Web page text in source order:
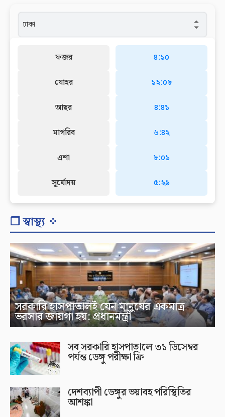
ফজর
যোহর
আছর
মাগরিব
এশা
সূর্যোদয়
৪:১০
১২:০৮
৪:৪১
৬:৪২
৮:০১
৫:২৯
❐ স্বাস্থ্য ⁘
সরকারি হাসপাতালই যেন মানুষের একমাত্র
ভরসার জায়গা হয়: প্রধানমন্ত্রী
সব সরকারি হাসপাতালে ৩১ ডিসেম্বর
পর্যন্ত ডেঙ্গু পরীক্ষা ফ্রি
দেশব্যাপী ডেঙ্গুর ভয়াবহ পরিস্থিতির
আশঙ্কা